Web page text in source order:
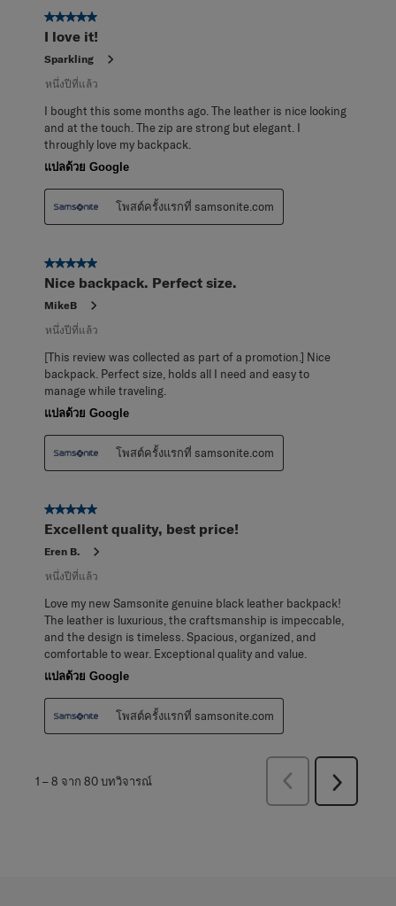
5 จาก 5 ดาว
I love it!
Sparkling
หนึ่งปีที่แล้ว
I bought this some months ago. The leather is nice looking
and at the touch. The zip are strong but elegant. I
throughly love my backpack.
แปลด้วย Google
โพสต์ครั้งแรกที่ samsonite.com
5 จาก 5 ดาว
Nice backpack. Perfect size.
MikeB
หนึ่งปีที่แล้ว
[This review was collected as part of a promotion.] Nice
backpack. Perfect size, holds all I need and easy to
manage while traveling.
แปลด้วย Google
โพสต์ครั้งแรกที่ samsonite.com
5 จาก 5 ดาว
Excellent quality, best price!
Eren B.
หนึ่งปีที่แล้ว
Love my new Samsonite genuine black leather backpack!
The leather is luxurious, the craftsmanship is impeccable,
and the design is timeless. Spacious, organized, and
comfortable to wear. Exceptional quality and value.
แปลด้วย Google
โพสต์ครั้งแรกที่ samsonite.com
1 –8 จาก 80บทวิจารณ์
ก่อน
ถัด